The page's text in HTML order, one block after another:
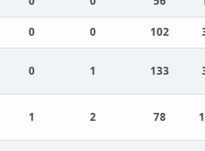
0 0 102
0 1 133
1 2 78